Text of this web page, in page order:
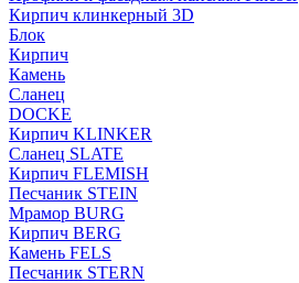
Кирпич клинкерный 3D
Блок
Кирпич
Камень
Сланец
DOCKE
Кирпич KLINKER
Сланец SLATE
Кирпич FLEMISH
Пес­ча­ник STEIN
Мрамор BURG
Кирпич BERG
Камень FELS
Пес­ча­ник STERN